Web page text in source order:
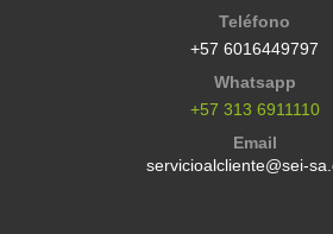
Teléfono
+57 6016449797
Whatsapp
+57 313 6911110
Email
servicioalcliente@sei-